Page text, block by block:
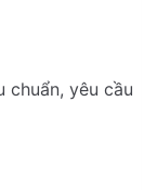
yêu cầu